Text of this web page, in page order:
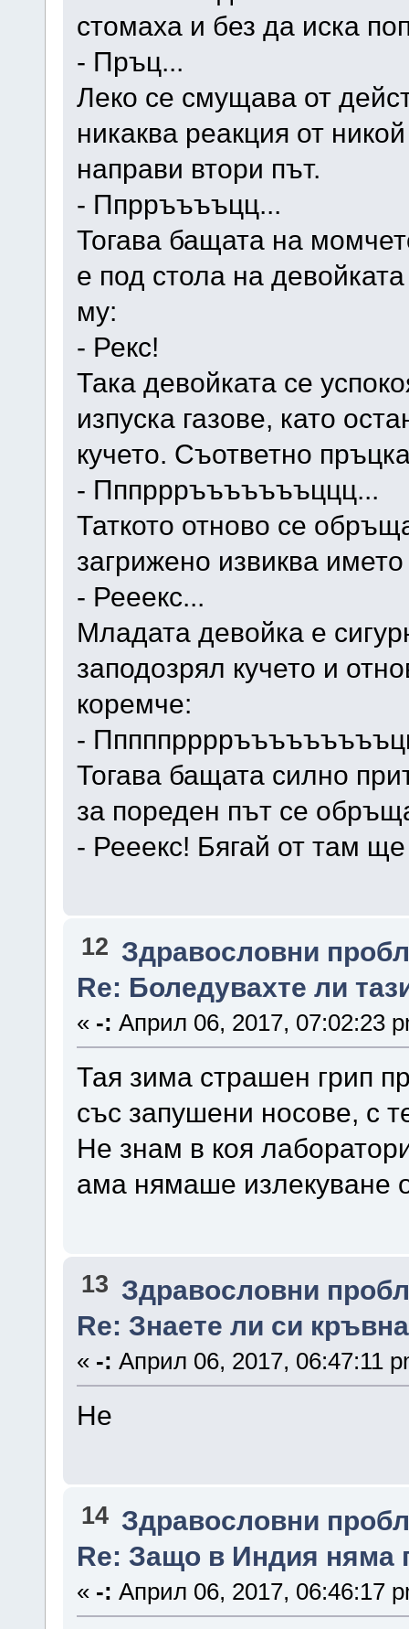
стомаха и без да иска
- Пръц...
Леко се смущава от
никаква реакция от
направи втори път.
- Ппрръъъъцц...
Тогава бащата на
е под стола на
му:
- Рекс!
Така девойката се
изпуска газове, като
кучето. Съответно
- Пппррръъъъъъъццц...
Таткото отново се
загрижено извиква
- Рееекс...
Младата девойка е
заподозрял кучето и
коремче:
-
Тогава бащата силно
за пореден път се
- Рееекс! Бягай от там
12 Здравословни
Re: Боледувахте ли
« -: Април 06, 2017, 07:02:23
Тая зима страшен грип
със запушени носове, с
Не знам в коя
ама нямаше излекуване
13 Здравословни
Re: Знаете ли си
« -: Април 06, 2017, 06:47:11
Не
14 Здравословни
Re: Защо в Индия
« -: Април 06, 2017, 06:46:17